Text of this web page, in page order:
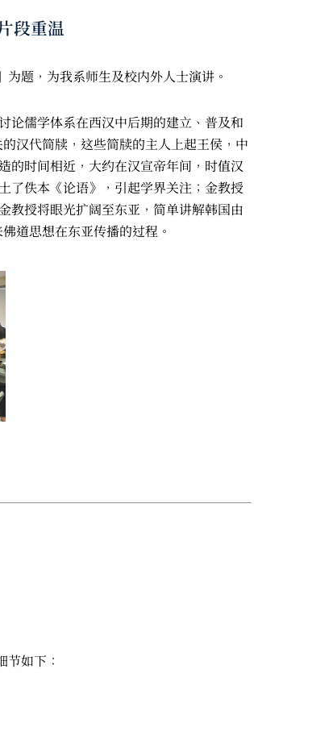
段重温
题，为我系师生及校内外人士演讲。
论儒学体系在西汉中后期的建立、普及和
汉代简牍，这些简牍的主人上起王侯，中
的时间相近，大约在汉宣帝年间，时值汉
了佚本《论语》，引起学界关注；金教授
教授将眼光扩阔至东亚，简单讲解韩国由
道思想在东亚传播的过程。
节如下：